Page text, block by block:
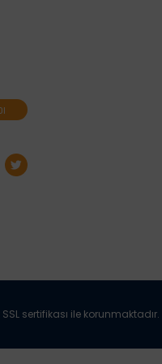
sertifikası ile korunmaktadır.